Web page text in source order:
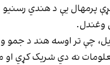
پرمهال یې د هندي
وغندل.
چې تر اوسه هند د جمو
نه دي شریک کړي او